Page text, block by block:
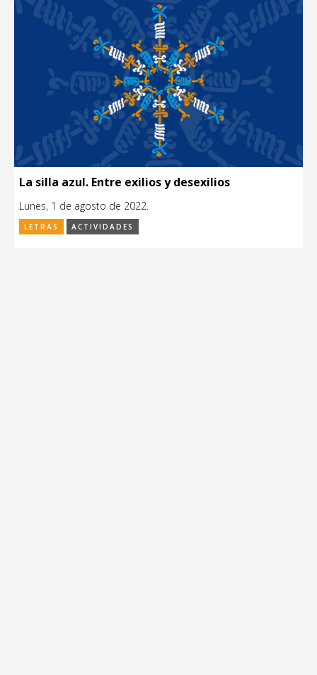
La silla azul. Entre exilios y desexilios
Lunes, 1 de agosto de 2022.
LETRAS ACTIVIDADES